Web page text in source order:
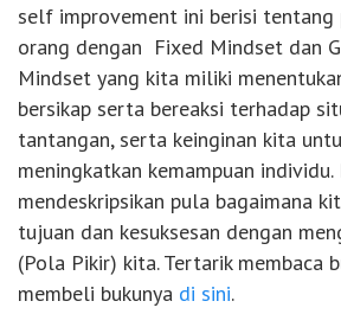
self improvement ini berisi tentang
orang dengan Fixed Mindset dan
Mindset yang kita miliki
bersikap serta bereaksi terhadap
tantangan, serta keinginan kita
meningkatkan kemampuan individu.
mendeskripsikan pula bagaimana
tujuan dan kesuksesan dengan
(Pola Pikir) kita. Tertarik membaca
membeli bukunya di sini.